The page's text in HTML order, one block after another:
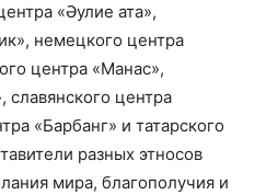
«Әулие ата»,
немецкого центра
центра «Манас»,
славянского центра
«Барбанг» и татарского
разных этносов
мира, благополучия и